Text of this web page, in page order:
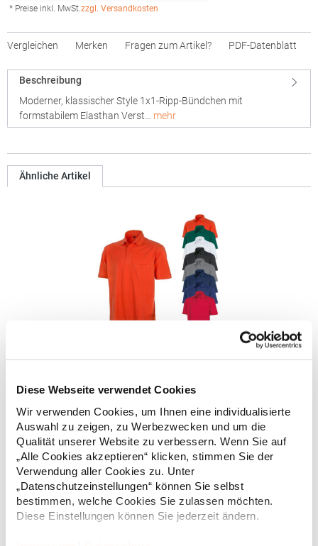
Diese Webseite verwendet Cookies
Wir verwenden Cookies, um Ihnen eine individualisierte
Auswahl zu zeigen, zu Werbezwecken und um die
Qualität unserer Website zu verbessern. Wenn Sie auf
„Alle Cookies akzeptieren“ klicken, stimmen Sie der
Verwendung aller Cookies zu. Unter
„Datenschutzeinstellungen“ können Sie selbst
bestimmen, welche Cookies Sie zulassen möchten.
Diese Einstellungen können Sie jederzeit ändern.
* Preise inkl. MwSt.zzgl. Versandkosten
Vergleichen Merken Fragen zum Artikel? PDF-Datenblatt
Beschreibung
Moderner, klassischer Style 1x1-Ripp-Bündchen mit
formstabilem Elasthan Verst… mehr
Ähnliche Artikel
mit Polyfilm für Formstabilität Flachstrick-Kragen und
Ärmelbündchen in Rippstrick Doppelnähte an Schultern
Verstärkte Nähte an stark beanspruchten Stellen Neutrales
Etikett im Kragen für die einfache Veredelung/Personalisierung
Verstärkte Knopfleiste mit drei Knöpfen Aufgesetzte
Brusttasche mit Knopfverschluss Verstärkte Seitenschlitze
Ersatzknopf Stehkragen Angesetzte Ärmel Weiches Piquet-
Gewebe mit COOL-DRY feuchtigkeitsabsorbierenden
Eigenschaften, Atmungsaktivität und Verzugkontrolle Weicher,
ab16,05 € *
* Preise inkl. gesetzlicher Mwst. + Versandkosten *